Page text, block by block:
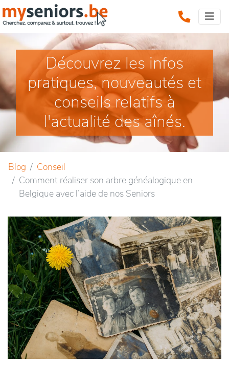
Découvrez les infos
pratiques, nouveautés et
conseils relatifs à
l'actualité des aînés.
Blog
Conseil
Comment réaliser son arbre généalogique en
Belgique avec l’aide de nos Seniors